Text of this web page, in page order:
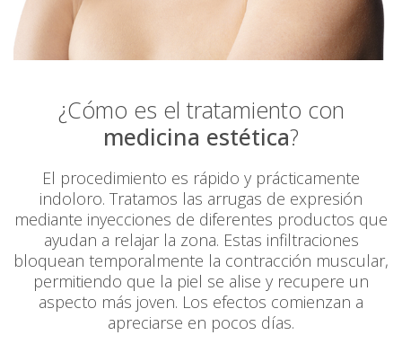
¿Cómo es el tratamiento con
medicina estética?
El procedimiento es rápido y prácticamente
indoloro. Tratamos las arrugas de expresión
mediante inyecciones de diferentes productos que
ayudan a relajar la zona. Estas infiltraciones
bloquean temporalmente la contracción muscular,
permitiendo que la piel se alise y recupere un
aspecto más joven. Los efectos comienzan a
apreciarse en pocos dí­as.